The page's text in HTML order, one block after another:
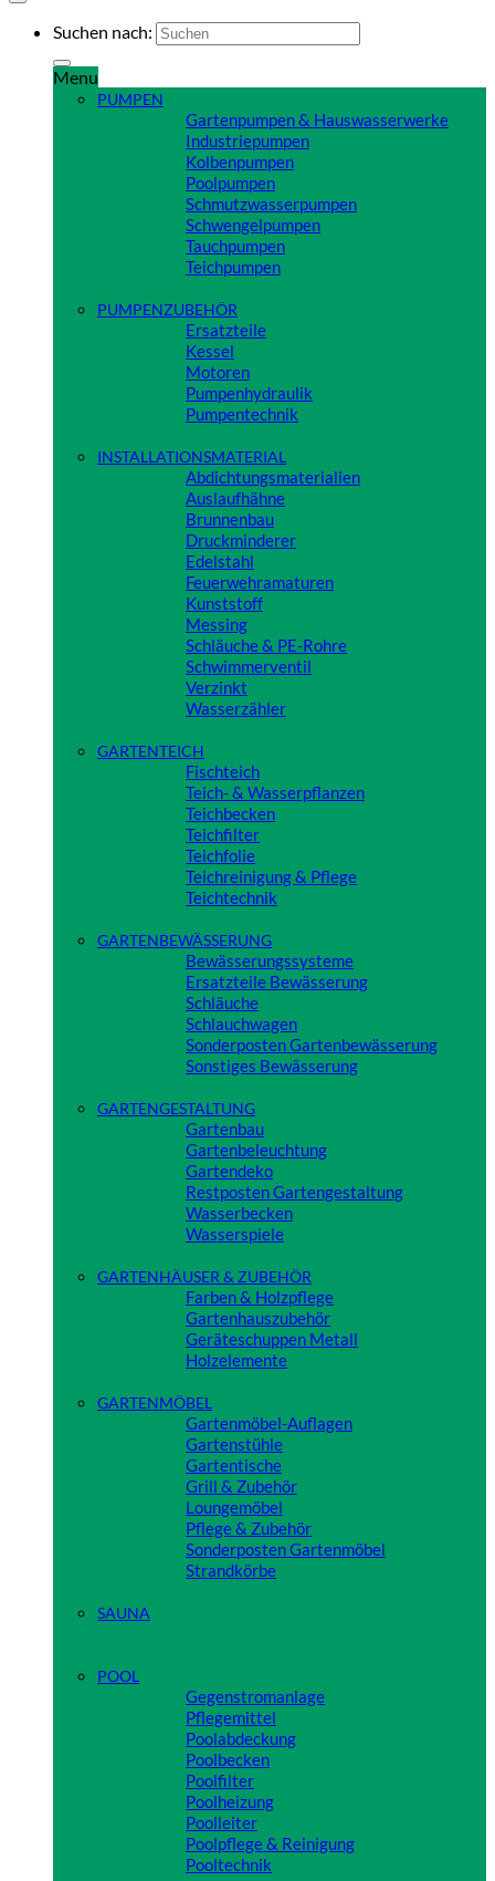
Suchen nach:
Menu
PUMPEN
Gartenpumpen & Hauswasserwerke
Industriepumpen
Kolbenpumpen
Poolpumpen
Schmutzwasserpumpen
Schwengelpumpen
Tauchpumpen
Teichpumpen
PUMPENZUBEHÖR
Ersatzteile
Kessel
Motoren
Pumpenhydraulik
Pumpentechnik
INSTALLATIONSMATERIAL
Abdichtungsmaterialien
Auslaufhähne
Brunnenbau
Druckminderer
Edelstahl
Feuerwehramaturen
Kunststoff
Messing
Schläuche & PE-Rohre
Schwimmerventil
Verzinkt
Wasserzähler
GARTENTEICH
Fischteich
Teich- & Wasserpflanzen
Teichbecken
Teichfilter
Teichfolie
Teichreinigung & Pflege
Teichtechnik
GARTENBEWÄSSERUNG
Bewässerungssysteme
Ersatzteile Bewässerung
Schläuche
Schlauchwagen
Sonderposten Gartenbewässerung
Sonstiges Bewässerung
GARTENGESTALTUNG
Gartenbau
Gartenbeleuchtung
Gartendeko
Restposten Gartengestaltung
Wasserbecken
Wasserspiele
GARTENHÄUSER & ZUBEHÖR
Farben & Holzpflege
Gartenhauszubehör
Geräteschuppen Metall
Holzelemente
GARTENMÖBEL
Gartenmöbel-Auflagen
Gartenstühle
Gartentische
Grill & Zubehör
Loungemöbel
Pflege & Zubehör
Sonderposten Gartenmöbel
Strandkörbe
SAUNA
POOL
Gegenstromanlage
Pflegemittel
Poolabdeckung
Poolbecken
Poolfilter
Poolheizung
Poolleiter
Poolpflege & Reinigung
Pooltechnik